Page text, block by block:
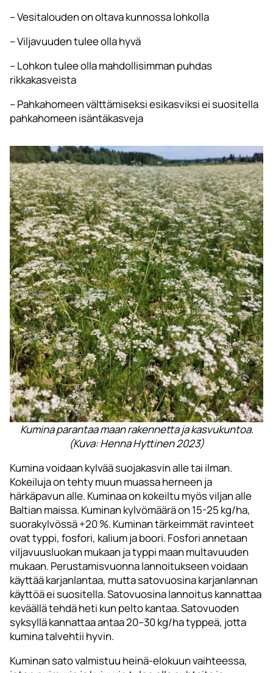
– Vesitalouden on oltava kunnossa lohkolla
– Viljavuuden tulee olla hyvä
– Lohkon tulee olla mahdollisimman puhdas
rikkakasveista
– Pahkahomeen välttämiseksi esikasviksi ei suositella
pahkahomeen isäntäkasveja
Kumina parantaa maan rakennetta ja kasvukuntoa.
(Kuva: Henna Hyttinen 2023)
Kumina voidaan kylvää suojakasvin alle tai ilman.
Kokeiluja on tehty muun muassa herneen ja
härkäpavun alle. Kuminaa on kokeiltu myös viljan alle
Baltian maissa. Kuminan kylvömäärä on 15-25 kg/ha,
suorakylvössä +20 %. Kuminan tärkeimmät ravinteet
ovat typpi, fosfori, kalium ja boori. Fosfori annetaan
viljavuusluokan mukaan ja typpi maan multavuuden
mukaan. Perustamisvuonna lannoitukseen voidaan
käyttää karjanlantaa, mutta satovuosina karjanlannan
käyttöä ei suositella. Satovuosina lannoitus kannattaa
keväällä tehdä heti kun pelto kantaa. Satovuoden
syksyllä kannattaa antaa 20–30 kg/ha typpeä, jotta
kumina talvehtii hyvin.
Kuminan sato valmistuu heinä-elokuun vaihteessa,